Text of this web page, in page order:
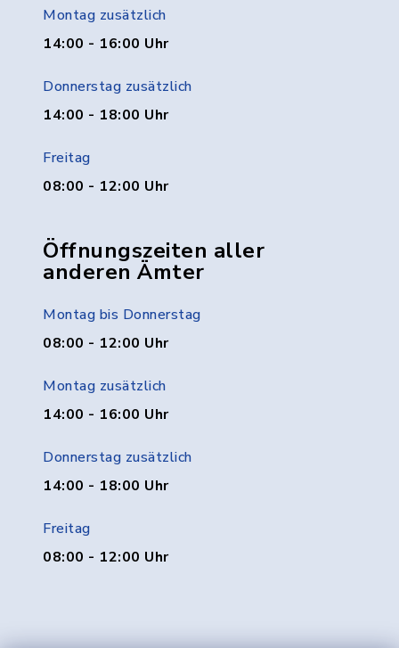
Montag zusätzlich
14:00 - 16:00 Uhr
Donnerstag zusätzlich
14:00 - 18:00 Uhr
Freitag
08:00 - 12:00 Uhr
Öffnungszeiten aller
anderen Ämter
Montag bis Donnerstag
08:00 - 12:00 Uhr
Montag zusätzlich
14:00 - 16:00 Uhr
Donnerstag zusätzlich
14:00 - 18:00 Uhr
Freitag
08:00 - 12:00 Uhr